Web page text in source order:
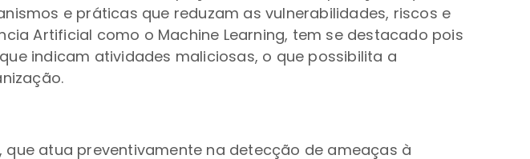
e práticas que reduzam as vulnerabilidades, riscos e
Artificial como o Machine Learning, tem se destacado pois
indicam atividades maliciosas, o que possibilita a
atua preventivamente na detecção de ameaças à